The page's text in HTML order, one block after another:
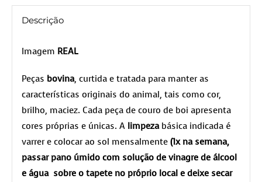
Descrição
Imagem REAL
Peças bovina, curtida e tratada para manter as
características originais do animal, tais como cor,
brilho, maciez. Cada peça de couro de boi apresenta
cores próprias e únicas. A limpezabásica indicada é
varrer e colocar ao sol mensalmente(1x na semana,
passar pano úmido com solução de vinagre de álcool
e água sobre o tapete no próprio local e deixe secar